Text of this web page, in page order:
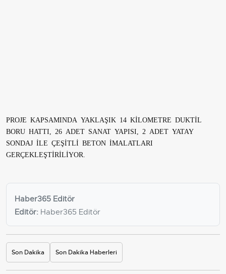
PROJE KAPSAMINDA YAKLAŞIK 14 KİLOMETRE DUKTİL
BORU HATTI, 26 ADET SANAT YAPISI, 2 ADET YATAY
SONDAJ İLE ÇEŞİTLİ BETON İMALATLARI
GERÇEKLEŞTİRİLİYOR.
Haber365 Editör
Editör: Haber365 Editör
Son Dakika Son Dakika Haberleri